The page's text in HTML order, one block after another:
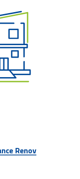
Renov